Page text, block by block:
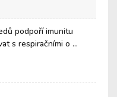
podpoří imunitu
s respiračními o ...